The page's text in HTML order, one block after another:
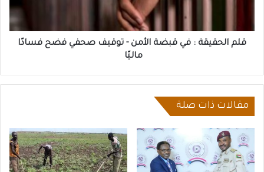
صحفي
فضح
قلم الحقيقة : في قبضة الأمن - توقيف صحفي فضح فسادًا
ماليًا
مقالات ذات صلة